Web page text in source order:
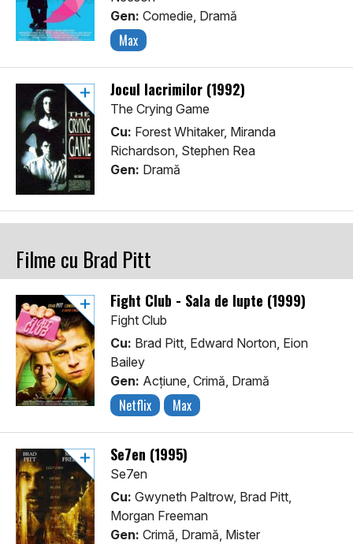
Gen: Comedie, Dramă
Max
Jocul lacrimilor (1992)
The Crying Game
Cu: Forest Whitaker, Miranda
Richardson, Stephen Rea
Gen: Dramă
Filme cu Brad Pitt
Fight Club - Sala de lupte (1999)
Fight Club
Cu: Brad Pitt, Edward Norton, Eion
Bailey
Gen: Acţiune, Crimă, Dramă
Netflix Max
Se7en (1995)
Se7en
Cu: Gwyneth Paltrow, Brad Pitt,
Morgan Freeman
Gen: Crimă, Dramă, Mister